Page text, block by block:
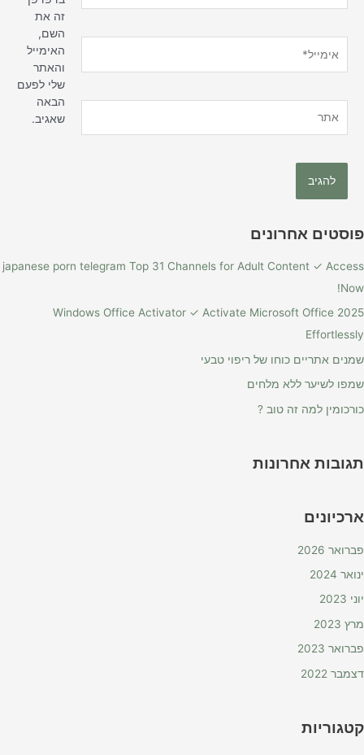
זה את
השם,
האימייל
והאתר
שלי לפעם
הבאה
שאגיב.
פוסטים אחרונים
japanese porn telegram Top 31 Channels for Adult Content ✓ Access
Now!
Windows Office Activator ✓ Activate Microsoft Office 2025
Effortlessly
שמנים אתריים כוחו של ריפוי טבעי
שמפו לשיער ללא מלחים
כורכומין למה זה טוב ?
תגובות אחרונות
ארכיונים
פברואר 2026
ינואר 2024
יוני 2023
מרץ 2023
פברואר 2023
דצמבר 2022
קטגוריות